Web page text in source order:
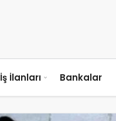
İş İlanları Bankalar